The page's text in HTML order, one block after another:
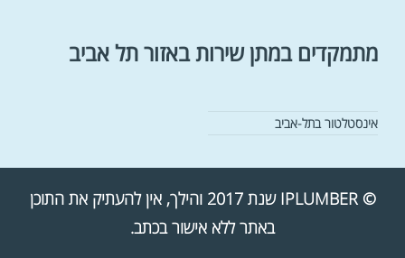
מתמקדים במתן שירות באזור תל אביב
אינסטלטור בתל-אביב
© IPLUMBER שנת 2017 והילך, אין להעתיק את התוכן
באתר ללא אישור בכתב.